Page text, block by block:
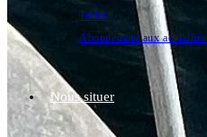
Tarifs
Abonnement aux actualités
Nous situer